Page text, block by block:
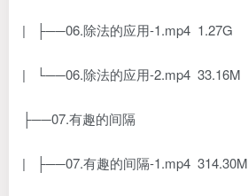
| ├──06.除法的应用-1.mp4 1.27G
| └──06.除法的应用-2.mp4 33.16M
├──07.有趣的间隔
| ├──07.有趣的间隔-1.mp4 314.30M